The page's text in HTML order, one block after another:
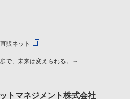
販ネット
で、未来は変えられる。～
トマネジメント株式会社